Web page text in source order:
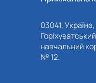
03041,
навчальний
№ 12.